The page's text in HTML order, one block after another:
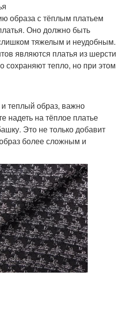
образа с тёплым платьем
Оно должно быть
тяжелым и неудобным.
являются платья из шерсти
сохраняют тепло, но при этом
теплый образ, важно
надеть на тёплое платье
Это не только добавит
более сложным и